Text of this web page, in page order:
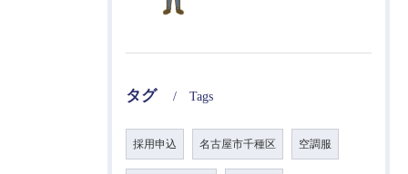
タグ Tags
採用申込 名古屋市千種区 空調服